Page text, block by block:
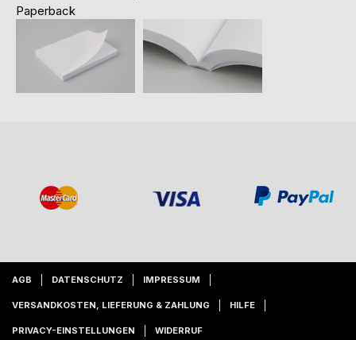
Paperback
AGB DATENSCHUTZ IMPRESSUM
VERSANDKOSTEN, LIEFERUNG & ZAHLUNG HILFE
PRIVACY-EINSTELLUNGEN WIDERRUF